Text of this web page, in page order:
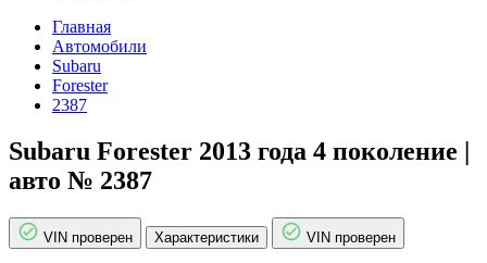
Главная
Автомобили
Subaru
Forester
2387
Subaru Forester 2013 года 4 поколение |
авто № 2387
VIN проверен Характеристики VIN проверен